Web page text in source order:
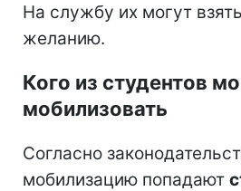
На службу их могут
желанию.
Кого из студентов
мобилизовать
Согласно
мобилизацию попадают